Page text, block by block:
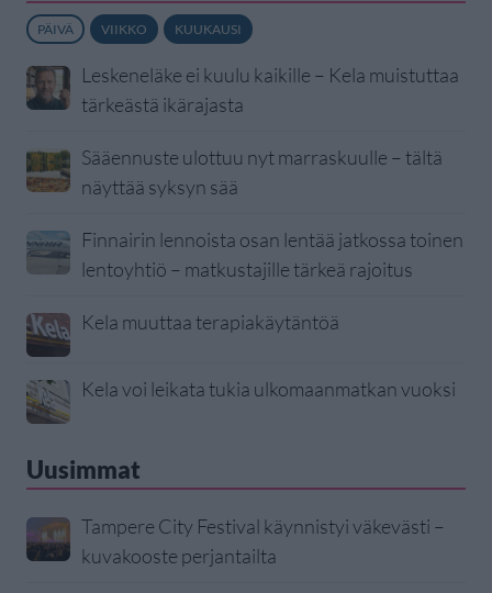
PÄIVÄ VIIKKO KUUKAUSI
Leskeneläke ei kuulu kaikille – Kela muistuttaa
tärkeästä ikärajasta
Sääennuste ulottuu nyt marraskuulle – tältä
näyttää syksyn sää
Finnairin lennoista osan lentää jatkossa toinen
lentoyhtiö – matkustajille tärkeä rajoitus
Kela muuttaa terapiakäytäntöä
Kela voi leikata tukia ulkomaanmatkan vuoksi
Uusimmat
Tampere City Festival käynnistyi väkevästi –
kuvakooste perjantailta